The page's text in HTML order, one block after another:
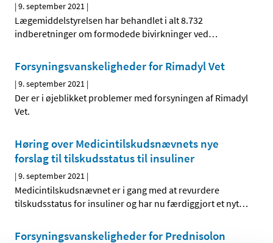
|9. september 2021 |
Lægemiddelstyrelsen har behandlet i alt 8.732
indberetninger om formodede bivirkninger ved…
Forsyningsvanskeligheder for Rimadyl Vet
|9. september 2021 |
Der er i øjeblikket problemer med forsyningen af Rimadyl
Vet.
Høring over Medicintilskudsnævnets nye
forslag til tilskudsstatus til insuliner
|9. september 2021 |
Medicintilskudsnævnet er i gang med at revurdere
tilskudsstatus for insuliner og har nu færdiggjort et nyt…
Forsyningsvanskeligheder for Prednisolon